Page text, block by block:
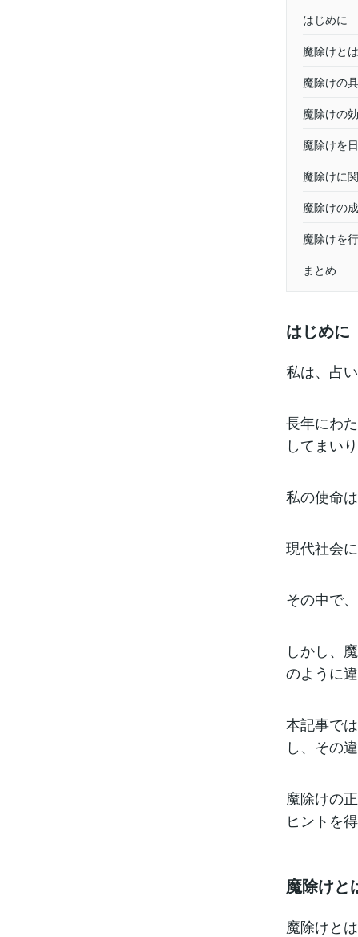
はじめに
魔除けとは
魔除けの
魔除けの
魔除けを
魔除けに
魔除けの
魔除けを
まとめ
はじめに
私は、占
長年にわ
してまい
私の使命
現代社会
その中で
しかし、
のように
本記事で
し、その
魔除けの
ヒントを
魔除けと
魔除けと